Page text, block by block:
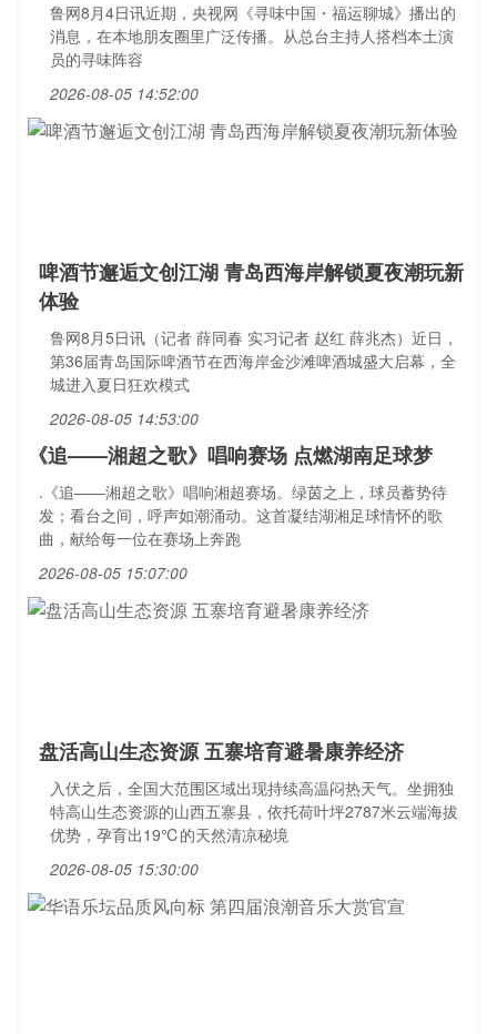
鲁网8月4日讯近期，央视网《寻味中国・福运聊城》播出的
消息，在本地朋友圈里广泛传播。从总台主持人搭档本土演
员的寻味阵容
2026-08-05 14:52:00
啤酒节邂逅文创江湖 青岛西海岸解锁夏夜潮玩新
体验
鲁网8月5日讯（记者 薛同春 实习记者 赵红 薛兆杰）近日，
第36届青岛国际啤酒节在西海岸金沙滩啤酒城盛大启幕，全
城进入夏日狂欢模式
2026-08-05 14:53:00
《追——湘超之歌》唱响赛场 点燃湖南足球梦
.《追——湘超之歌》唱响湘超赛场。绿茵之上，球员蓄势待
发；看台之间，呼声如潮涌动。这首凝结湖湘足球情怀的歌
曲，献给每一位在赛场上奔跑
2026-08-05 15:07:00
盘活高山生态资源 五寨培育避暑康养经济
入伏之后，全国大范围区域出现持续高温闷热天气。坐拥独
特高山生态资源的山西五寨县，依托荷叶坪2787米云端海拔
优势，孕育出19℃的天然清凉秘境
2026-08-05 15:30:00